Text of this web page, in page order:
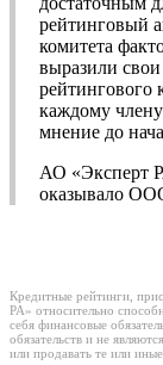
рейтинговый
комитета
выразили
рейтингового
каждому члену
мнение до
АО «Эксперт
оказывало
Кредитные рейтинги,
РА» относительно
себя финансовые
обязательств и не
или продавать те или